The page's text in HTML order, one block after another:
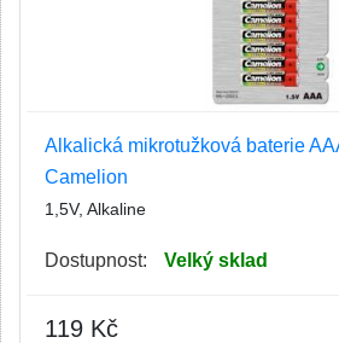
Alkalická mikrotužková baterie
Camelion
1,5V, Alkaline
Dostupnost: Velký sklad
119 Kč